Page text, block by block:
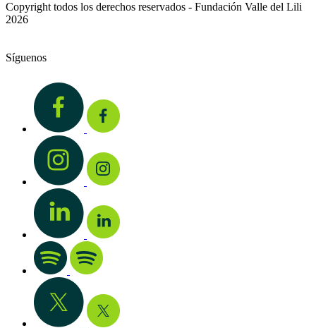
Copyright todos los derechos reservados - Fundación Valle del Lili
2026
Síguenos